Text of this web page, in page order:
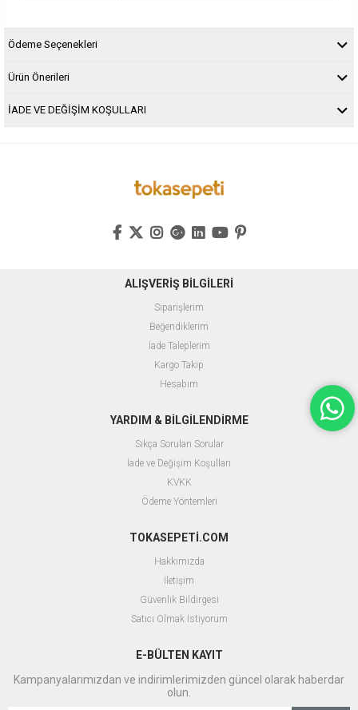
Ödeme Seçenekleri
Ürün Önerileri
İADE VE DEĞİŞİM KOŞULLARI
ALIŞVERİŞ BİLGİLERİ
Siparişlerim
Beğendiklerim
İade Taleplerim
Kargo Takip
Hesabım
YARDIM & BİLGİLENDİRME
Sıkça Sorulan Sorular
İade ve Değişim Koşulları
KVKK
Ödeme Yöntemleri
TOKASEPETİ.COM
Hakkımızda
İletişim
Güvenlik Bildirgesi
Satıcı Olmak İstiyorum
E-BÜLTEN KAYIT
Kampanyalarımızdan ve indirimlerimizden güncel olarak haberdar
olun.